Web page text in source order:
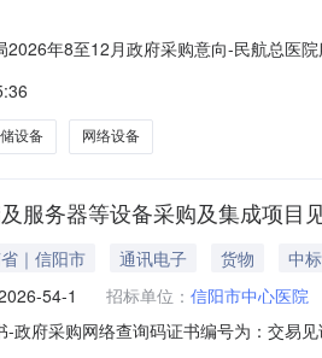
2026年8至12月政府采购意向-民航总医
务器,A02010507网络存储设备采购需
设备 网络设备
服务器等设备采购及集成项目
｜信阳市 通讯电子 货物
中
54-1 招标单位： 信阳市中心医院
-政府采购网络查询码证书编号为：交易